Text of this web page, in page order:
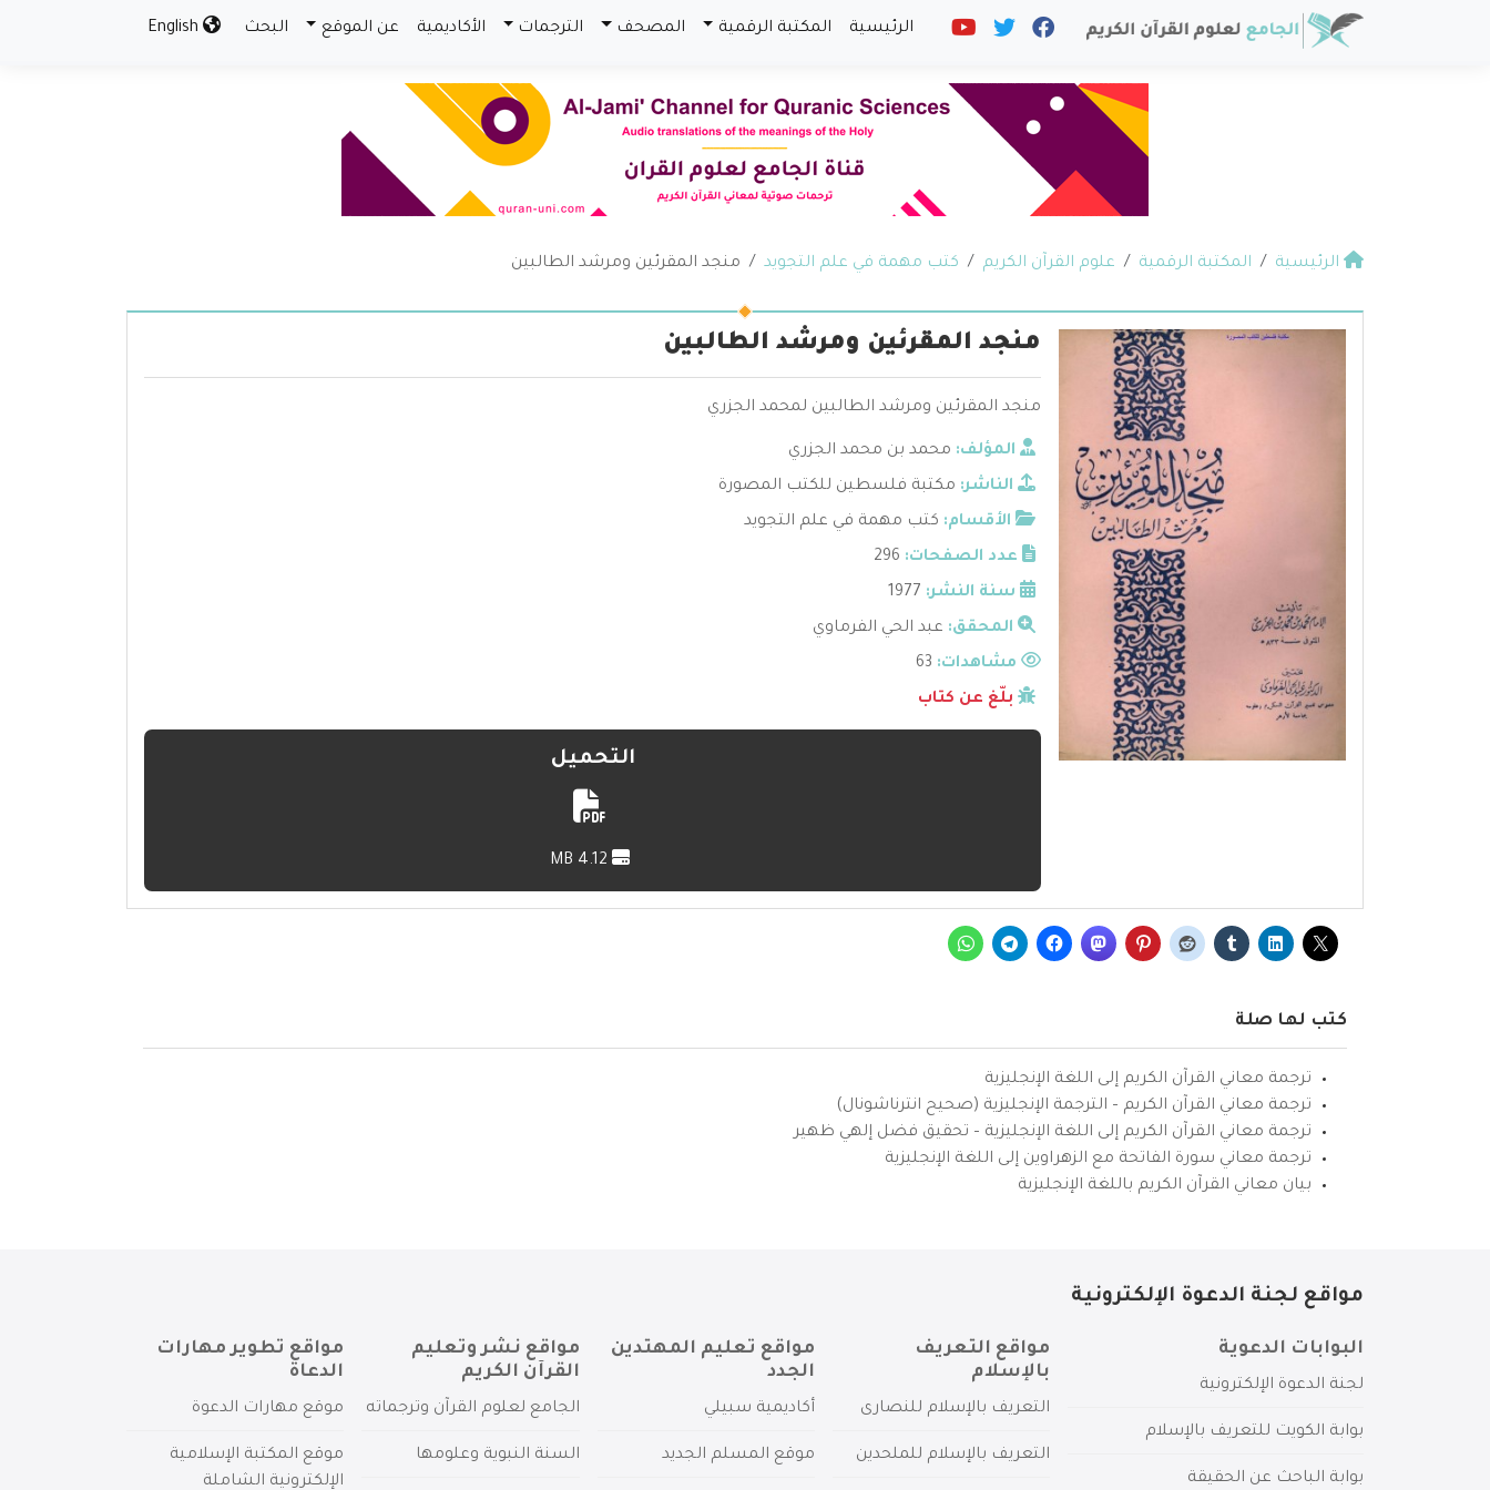
الرئيسية المكتبة الرقمية المصحف الترجمات الأكاديمية عن الموقع البحث
الرئيسية المكتبة الرقمية علوم القرآن الكريم كتب مهمة في علم التجويد منجد المقرئين ومرشد الطالبين
منجد المقرئين ومرشد الطالبين
منجد المقرئين ومرشد الطالبين لمحمد الجزري
المؤلف: محمد بن محمد الجزري
الناشر: مكتبة فلسطين للكتب المصورة
الأقسام: كتب مهمة في علم التجويد
عدد الصفحات: 296
سنة النشر: 1977
المحقق: عبد الحي الفرماوي
مشاهدات:
بلّغ عن كتاب
التحميل
كتب لها صلة
ترجمة معاني القرآن الكريم إلى اللغة الإنجليزية
ترجمة معاني القرآن الكريم – الترجمة الإنجليزية (صحيح انترناشونال)
ترجمة معاني القرآن الكريم إلى اللغة الإنجليزية – تحقيق فضل إلهي ظهير
ترجمة معاني سورة الفاتحة مع الزهراوين إلى اللغة الإنجليزية
بيان معاني القرآن الكريم باللغة الإنجليزية
مواقع لجنة الدعوة الإلكترونية
البوابات الدعوية
لجنة الدعوة الإلكترونية
بوابة الكويت للتعريف بالإسلام
بوابة الباحث عن الحقيقة
مواقع التعريف
بالإسلام
التعريف بالإسلام للنصارى
التعريف بالإسلام للملحدين
مواقع تعليم المهتدين
الجدد
أكاديمية سبيلي
موقع المسلم الجديد
مواقع نشر وتعليم
القرآن الكريم
الجامع لعلوم القرآن وترجماته
السنة النبوية وعلومها
مواقع تطوير مهارات
الدعاة
موقع مهارات الدعوة
موقع المكتبة الإسلامية
الإلكترونية الشاملة